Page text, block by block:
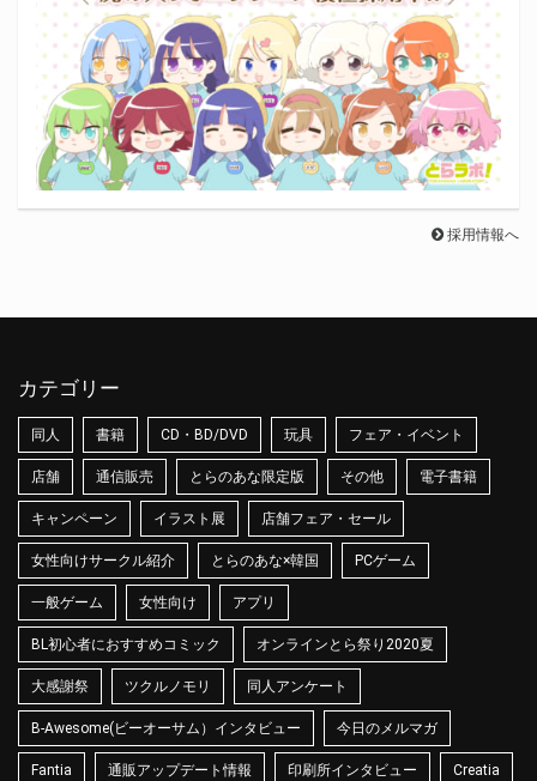
採用情報へ
カテゴリー
同人 書籍 CD・BD/DVD 玩具 フェア・イベント
店舗 通信販売 とらのあな限定版 その他 電子書籍
キャンペーン イラスト展 店舗フェア・セール
女性向けサークル紹介 とらのあな×韓国 PCゲーム
一般ゲーム 女性向け アプリ
BL初心者におすすめコミック オンラインとら祭り2020夏
大感謝祭 ツクルノモリ 同人アンケート
B-Awesome(ビーオーサム）インタビュー 今日のメルマガ
Fantia 通販アップデート情報 印刷所インタビュー Creatia